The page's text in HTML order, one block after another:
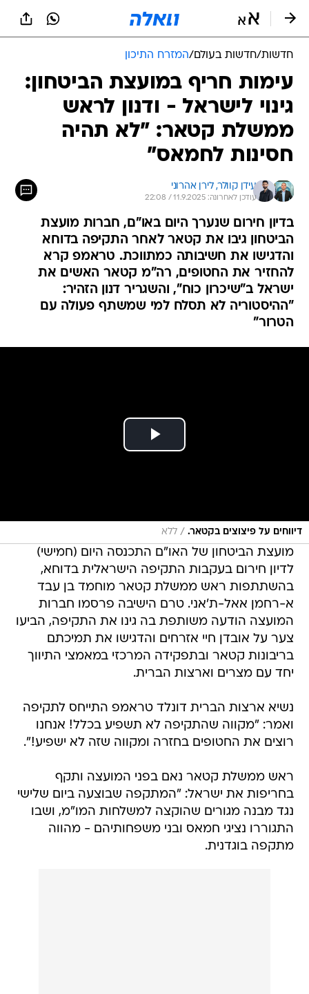
חדשות/חדשות בעולם/המזרח התיכון
עימות חריף במועצת הביטחון:
גינוי לישראל - ודנון לראש
ממשלת קטאר: "לא תהיה
חסינות לחמאס"
עידן קוולר, לירן אהרוני
עודכן לאחרונה: 11.9.2025 / 22:08
בדיון חירום שנערך היום באו"ם, חברות מועצת
הביטחון גיבו את קטאר לאחר התקיפה בדוחא
והדגישו את חשיבותה כמתווכת. טראמפ קרא
להחזיר את החטופים, רה"מ קטאר האשים את
ישראל ב"שיכרון כוח", והשגריר דנון הזהיר:
"ההיסטוריה לא תסלח למי שמשתף פעולה עם
הטרור"
דיווחים על פיצוצים בקטאר. / ללא
מועצת הביטחון של האו"ם התכנסה היום (חמישי)
לדיון חירום בעקבות התקיפה הישראלית בדוחא,
בהשתתפות ראש ממשלת קטאר מוחמד בן עבד
א-רחמן אאל-ת'אני. טרם הישיבה פרסמו חברות
המועצה הודעה משותפת בה גינו את התקיפה, הביעו
צער על אובדן חיי אזרחים והדגישו את תמיכתם
בריבונות קטאר ובתפקידה המרכזי במאמצי התיווך
יחד עם מצרים וארצות הברית.
נשיא ארצות הברית דונלד טראמפ התייחס לתקיפה
ואמר: "מקווה שהתקיפה לא תשפיע בכלל! אנחנו
רוצים את החטופים בחזרה ומקווה שזה לא ישפיע!".
ראש ממשלת קטאר נאם בפני המועצה ותקף
בחריפות את ישראל: "המתקפה שבוצעה ביום שלישי
נגד מבנה מגורים שהוקצה למשלחות המו"מ, ושבו
התגוררו נציגי חמאס ובני משפחותיהם - מהווה
מתקפה בוגדנית.